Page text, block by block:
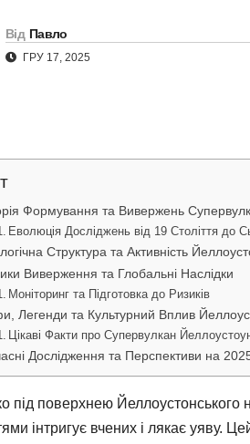
Від Павло
ГРУ 17, 2025
Формування та Вивержень
Еволюція Досліджень від 19 Століття до
Структура та Активність
Виверження та Глобальні Наслідки
Моніторинг та Підготовка до Ризиків
Легенди та Культурний Вплив
Цікаві Факти про Супервулкан
Дослідження та Перспективи на
під поверхнею Йеллоустонського
інтригує вчених і лякає уяву.